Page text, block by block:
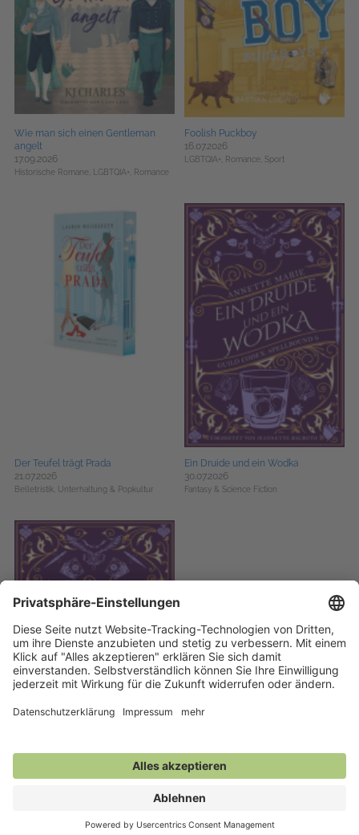
Wie man sich einen Gentleman
angelt
17.09.2026
Historische Romane, LGBTQIA+, Romance
Foolish Puckboy
16.07.2026
LGBTQIA+, Romance, Sport
Der Teufel trägt Prada
21.07.2026
Belletristik, Unterhaltung & Popkultur
Ein Druide und ein Wodka
30.07.2026
Fantasy & Science Fiction
Drei Magier und eine Margarita
Krimis, Thriller,